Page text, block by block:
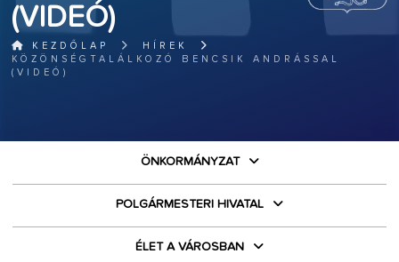
(VIDEÓ)
KEZDŐLAP
HÍREK
KÖZÖNSÉGTALÁLKOZÓ BENCSIK ANDRÁSSAL
(VIDEÓ)
ÖNKORMÁNYZAT
POLGÁRMESTERI HIVATAL
ÉLET A VÁROSBAN